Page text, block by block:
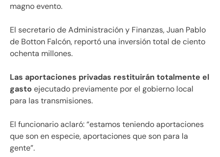
magno evento.
El secretario de Administración y Finanzas, Juan Pablo
de Botton Falcón, reportó una inversión total de ciento
ochenta millones.
Las aportaciones privadas restituirán totalmente el
gasto ejecutado previamente por el gobierno local
para las transmisiones.
El funcionario aclaró: “estamos teniendo aportaciones
que son en especie, aportaciones que son para la
gente”.